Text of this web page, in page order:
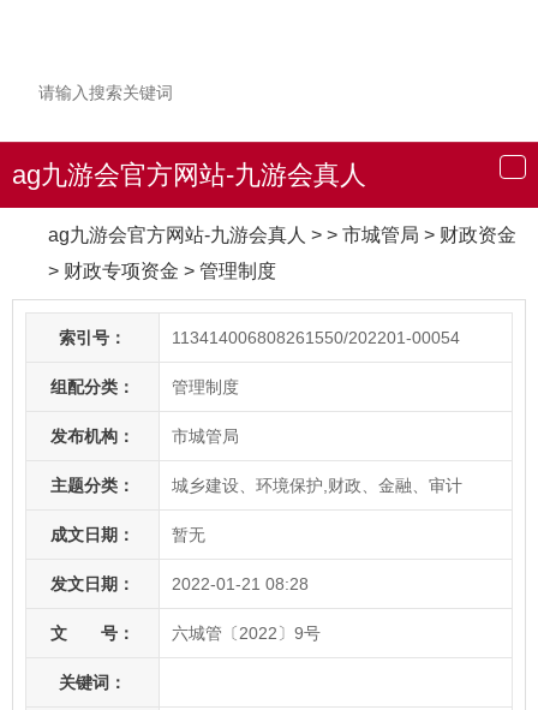
导
航
ag九游会官方网站-九游会真人
ag九游会官方网站-九游会真人 > > 市城管局 > 财政资金
> 财政专项资金 > 管理制度
索引号： 113414006808261550/202201-00054
组配分类： 管理制度
发布机构： 市城管局
主题分类： 城乡建设、环境保护,财政、金融、审计
成文日期： 暂无
发文日期： 2022-01-21 08:28
文 号： 六城管〔2022〕9号
关键词：